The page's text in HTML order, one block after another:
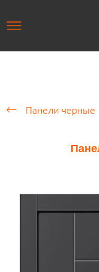
Панели черные